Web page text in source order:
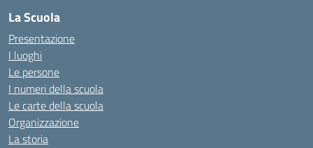
La Scuola
Presentazione
I luoghi
Le persone
I numeri della scuola
Le carte della scuola
Organizzazione
La storia